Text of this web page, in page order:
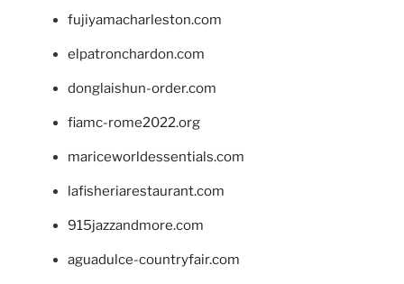
fujiyamacharleston.com
elpatronchardon.com
donglaishun-order.com
fiamc-rome2022.org
mariceworldessentials.com
lafisheriarestaurant.com
915jazzandmore.com
aguadulce-countryfair.com